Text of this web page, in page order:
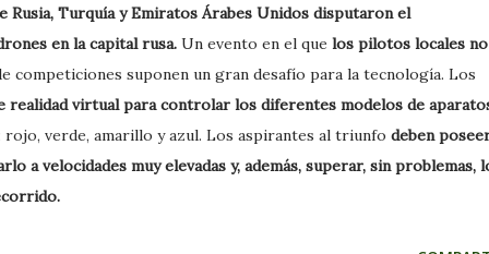
Rusia, Turquía y Emiratos Árabes Unidos disputaron el
en la capital rusa. Un evento en el que los pilotos locales no
competiciones suponen un gran desafío para la tecnología. Los
realidad virtual para controlar los diferentes modelos de
verde, amarillo y azul. Los aspirantes al triunfo deben
a velocidades muy elevadas y, además, superar, sin problemas,